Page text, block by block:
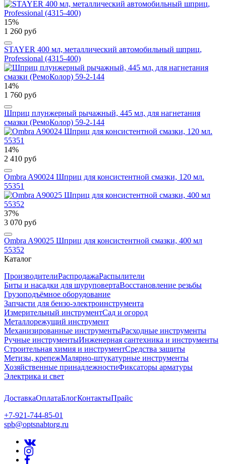
15%
1 260 руб
STAYER 400 мл, металлический автомобильный шприц,
Professional (4315-400)
14%
1 760 руб
Шприц плунжерный рычажный, 445 мл, для нагнетания
смазки (РемоКолор) 59-2-144
14%
2 410 руб
Ombra A90024 Шприц для консистентной смазки, 120 мл.
55351
37%
3 070 руб
Ombra A90025 Шприц для консистентной смазки, 400 мл
55352
Каталог
ПроизводителиРаспродажаРаспылители
Биты и насадки для шуруповертаВосстановление резьбы
Грузоподъёмное оборудование
Запчасти для бензо-электроинструмента
Измерительный инструментСад и огород
Металлорежущий инструмент
Механизированные инструментыРасходные инструменты
Ручные инструментыИнженерная сантехника и инструменты
Строительная химия и инструментСредства защиты
Метизы, крепежМалярно-штукатурные инструменты
Хозяйственные принадлежностиФиксаторы арматуры
Электрика и свет
ДоставкаОплатаБлогКонтактыПрайс
+7-921-744-85-01
spb@optsnabtorg.ru